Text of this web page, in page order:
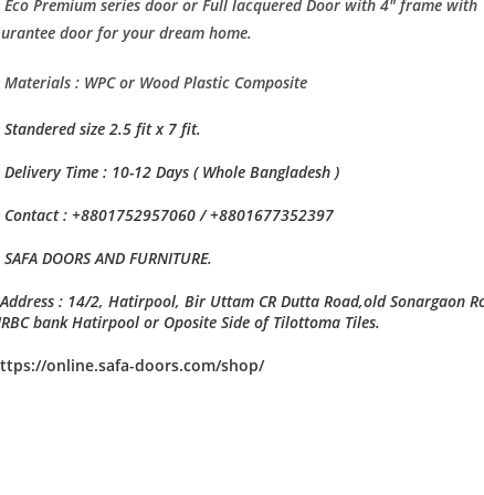
Premium series door or Full lacquered Door with 4″ frame
door for your dream home.
: WPC or Wood Plastic Composite
size 2.5 fit x 7 fit.
Time : 10-12 Days ( Whole Bangladesh )
: +8801752957060 / +8801677352397
DOORS AND FURNITURE.
: 14/2, Hatirpool, Bir Uttam CR Dutta Road,old Sonargaon
bank Hatirpool or Oposite Side of Tilottoma Tiles.
online.safa-doors.com/shop/